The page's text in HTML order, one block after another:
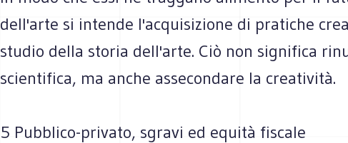
dell'arte si intende l'acquisizione di pratiche
studio della storia dell'arte. Ciò non significa
scientifica, ma anche assecondare la creatività.
5 Pubblico-privato, sgravi ed equità fiscale